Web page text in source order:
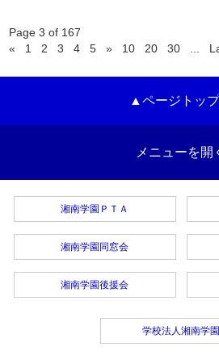
Page 3 of 167
«
1 2 3 4 5 » 10 20 30
▲ページトッ
メニューを開
湘南学園ＰＴＡ
湘南学園同窓会
湘南学園後援会
学校法人湘南学園